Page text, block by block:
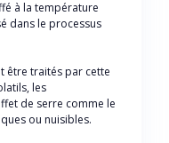
à la température
dans le processus
être traités par cette
les
de serre comme le
ou nuisibles.